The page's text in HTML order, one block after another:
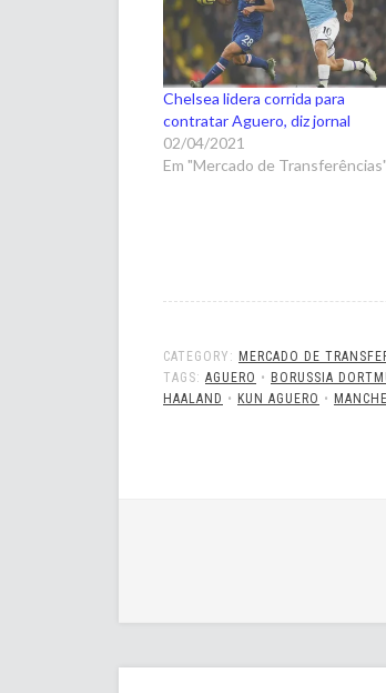
Chelsea lidera corrida para
contratar Aguero, diz jornal
02/04/2021
Em "Mercado de Transferências"
CATEGORY: MERCADO DE
TAGS: AGUERO • BORUSSIA
HAALAND • KUN AGUERO •